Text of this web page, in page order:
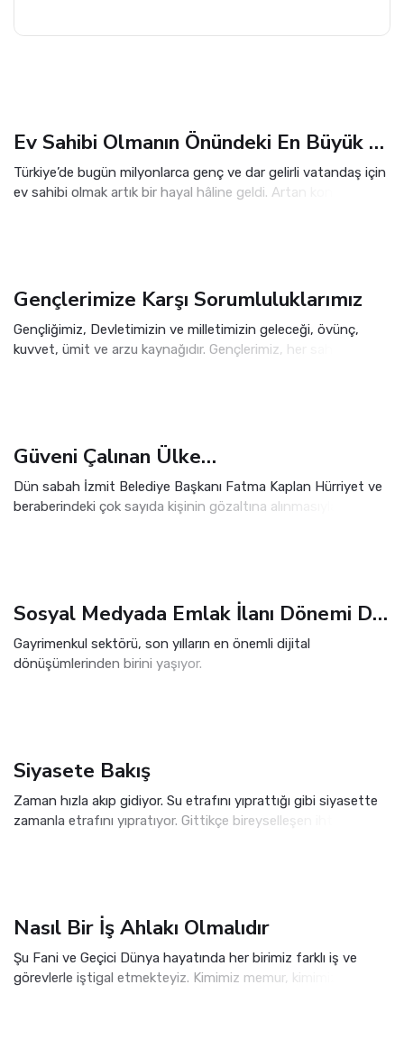
Ev Sahibi Olmanın Önündeki En Büyük Engel: Finansman
Türkiye’de bugün milyonlarca genç ve dar gelirli vatandaş için
ev sahibi olmak artık bir hayal hâline geldi. Artan konut
Gençlerimize Karşı Sorumluluklarımız
Gençliğimiz, Devletimizin ve milletimizin geleceği, övünç,
kuvvet, ümit ve arzu kaynağıdır. Gençlerimiz, her sahada,
Güveni Çalınan Ülke…
Dün sabah İzmit Belediye Başkanı Fatma Kaplan Hürriyet ve
beraberindeki çok sayıda kişinin gözaltına alınmasıyla Türkiye
Sosyal Medyada Emlak İlanı Dönemi Değişti: Artık Her Paylaşım Serbest Değil
Gayrimenkul sektörü, son yılların en önemli dijital
dönüşümlerinden birini yaşıyor.
Siyasete Bakış
Zaman hızla akıp gidiyor. Su etrafını yıprattığı gibi siyasette
zamanla etrafını yıpratıyor. Gittikçe bireyselleşen ihtiyaçlar,
Nasıl Bir İş Ahlakı Olmalıdır
Şu Fani ve Geçici Dünya hayatında her birimiz farklı iş ve
görevlerle iştigal etmekteyiz. Kimimiz memur, kimimiz amiriz;